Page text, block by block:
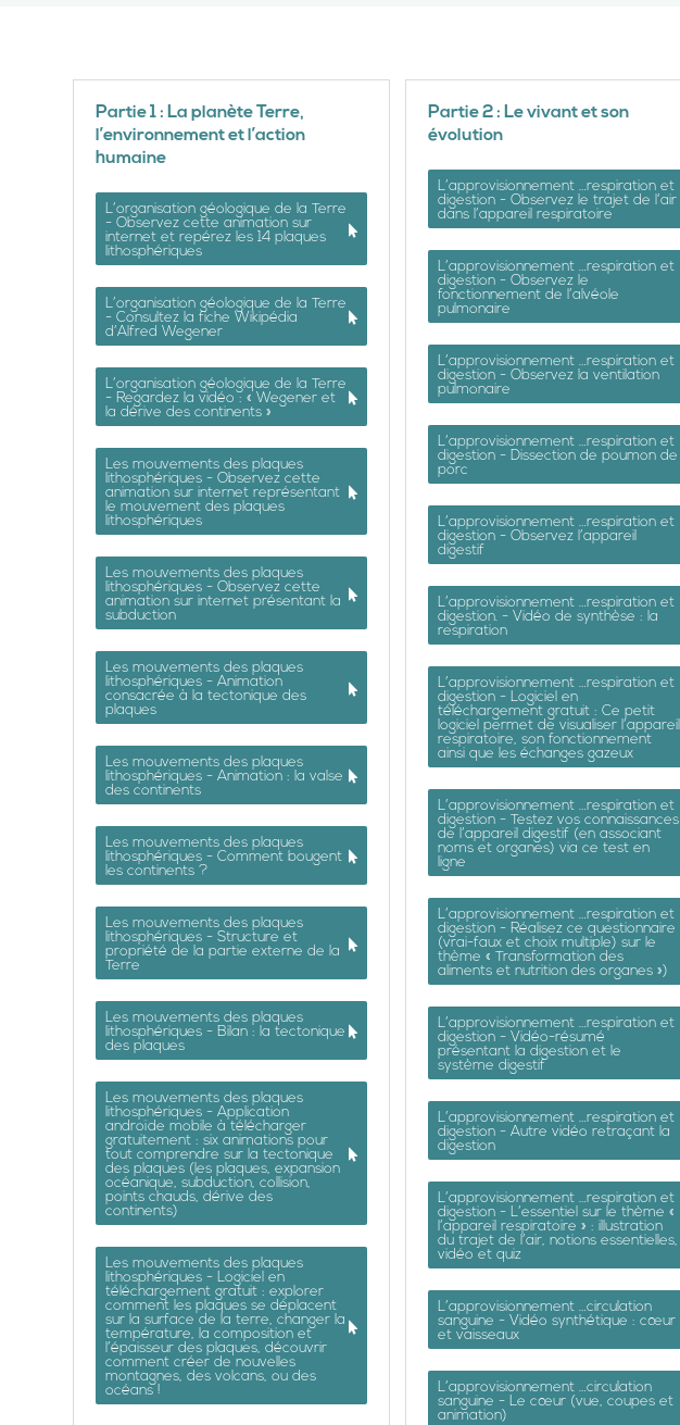
Partie 1 : La planète Terre,
l’environnement et l’action
humaine
L’organisation géologique de la Terre
- Observez cette animation sur
internet et repérez les 14 plaques
lithosphériques
L’organisation géologique de la Terre
- Consultez la fiche Wikipédia
d’Alfred Wegener
L’organisation géologique de la Terre
- Regardez la vidéo : « Wegener et
la dérive des continents »
Les mouvements des plaques
lithosphériques - Observez cette
animation sur internet représentant
le mouvement des plaques
lithosphériques
Les mouvements des plaques
lithosphériques - Observez cette
animation sur internet présentant la
subduction
Les mouvements des plaques
lithosphériques - Animation
consacrée à la tectonique des
plaques
Les mouvements des plaques
lithosphériques - Animation : la valse
des continents
Les mouvements des plaques
lithosphériques - Comment bougent
les continents ?
Les mouvements des plaques
lithosphériques - Structure et
propriété de la partie externe de la
Terre
Les mouvements des plaques
lithosphériques - Bilan : la tectonique
des plaques
Les mouvements des plaques
lithosphériques - Application
androïde mobile à télécharger
gratuitement : six animations pour
tout comprendre sur la tectonique
des plaques (les plaques, expansion
océanique, subduction, collision,
points chauds, dérive des
continents)
Les mouvements des plaques
lithosphériques - Logiciel en
téléchargement gratuit : explorer
comment les plaques se déplacent
sur la surface de la terre, changer la
température, la composition et
l’épaisseur des plaques, découvrir
comment créer de nouvelles
montagnes, des volcans, ou des
océans !
Partie 2 : Le vivant et son
évolution
L’approvisionnement …respiration et
digestion - Observez le trajet de l’air
dans l’appareil respiratoire
L’approvisionnement …respiration et
digestion - Observez le
fonctionnement de l’alvéole
pulmonaire
L’approvisionnement …respiration et
digestion - Observez la ventilation
pulmonaire
L’approvisionnement …respiration et
digestion - Dissection de poumon de
porc
L’approvisionnement …respiration et
digestion - Observez l’appareil
digestif
L’approvisionnement …respiration et
digestion. - Vidéo de synthèse : la
respiration
L’approvisionnement …respiration et
digestion - Logiciel en
téléchargement gratuit : Ce petit
logiciel permet de visualiser l’appareil
respiratoire, son fonctionnement
ainsi que les échanges gazeux
L’approvisionnement …respiration et
digestion - Testez vos connaissances
de l’appareil digestif (en associant
noms et organes) via ce test en
ligne
L’approvisionnement …respiration et
digestion - Réalisez ce questionnaire
(vrai-faux et choix multiple) sur le
thème « Transformation des
aliments et nutrition des organes »)
L’approvisionnement …respiration et
digestion - Vidéo-résumé
présentant la digestion et le
système digestif
L’approvisionnement …respiration et
digestion - Autre vidéo retraçant la
digestion
L’approvisionnement …respiration et
digestion - L’essentiel sur le thème «
l’appareil respiratoire » : illustration
du trajet de l’air, notions essentielles,
vidéo et quiz
L’approvisionnement …circulation
sanguine - Vidéo synthétique : cœur
et vaisseaux
L’approvisionnement …circulation
sanguine - Le cœur (vue, coupes et
animation)